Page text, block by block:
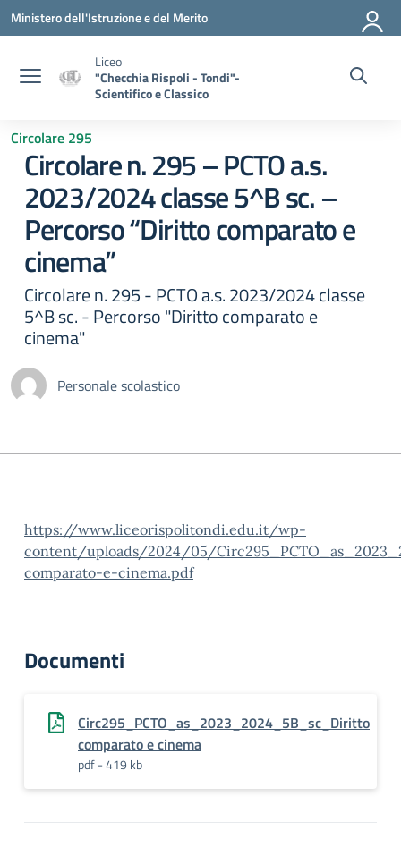
Vai ai contenuti
Vai al menu di navigazione
Vai al footer
Ministero dell'Istruzione e del Merito
Liceo
"Checchia Rispoli - Tondi"-
Scientifico e Classico
Circolare 295
Circolare n. 295 – PCTO a.s.
2023/2024 classe 5^B sc. –
Percorso “Diritto comparato e
cinema”
Circolare n. 295 - PCTO a.s. 2023/2024 classe
5^B sc. - Percorso "Diritto comparato e
cinema"
Personale scolastico
https://www.liceorispolitondi.edu.it/wp-
content/uploads/2024/05/
comparato-e-cinema.pdf
Documenti
Circ295_PCTO_as_2023_2024_5B_sc_Diritto
comparato e cinema
pdf - 419 kb